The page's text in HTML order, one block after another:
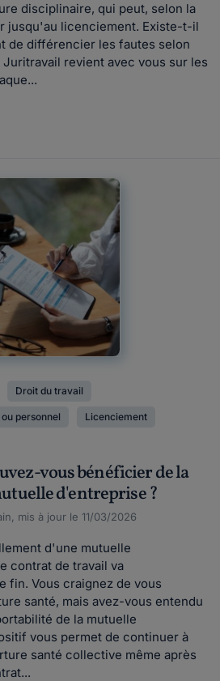
disciplinaire, qui peut, selon la
jusqu'au licenciement. Existe-t-il
de différencier les fautes selon
revient avec vous sur les
Droit du travail
personnel Licenciement
vous bénéficier de la
d'entreprise ?
mis à jour le 11/03/2026
d'une mutuelle
contrat de travail va
fin. Vous craignez de vous
santé, mais avez-vous entendu
de la mutuelle
vous permet de continuer à
santé collective même après